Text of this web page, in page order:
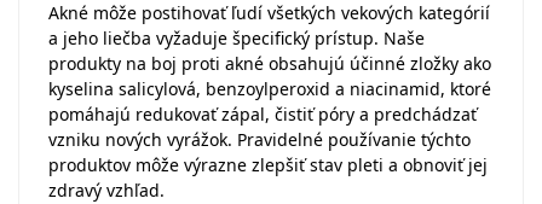
Akné môže postihovať ľudí všetkých vekových kategórií
a jeho liečba vyžaduje špecifický prístup. Naše
produkty na boj proti akné obsahujú účinné zložky ako
kyselina salicylová, benzoylperoxid a niacinamid, ktoré
pomáhajú redukovať zápal, čistiť póry a predchádzať
vzniku nových vyrážok. Pravidelné používanie týchto
produktov môže výrazne zlepšiť stav pleti a obnoviť jej
zdravý vzhľad.